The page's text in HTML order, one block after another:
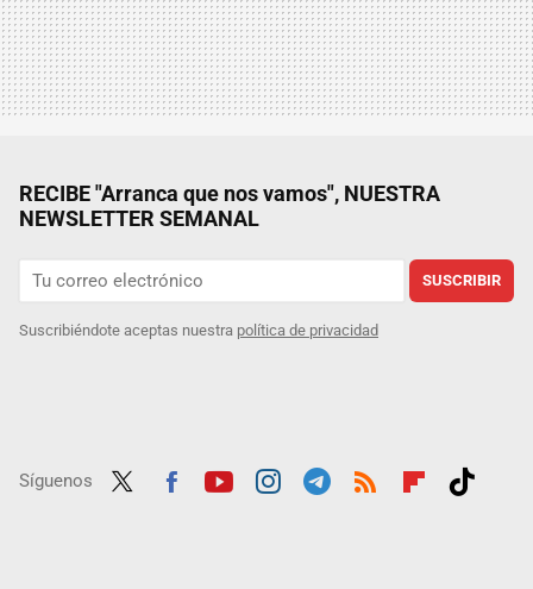
RECIBE "Arranca que nos vamos", NUESTRA
NEWSLETTER SEMANAL
SUSCRIBIR
Suscribiéndote aceptas nuestra política de privacidad
Síguenos